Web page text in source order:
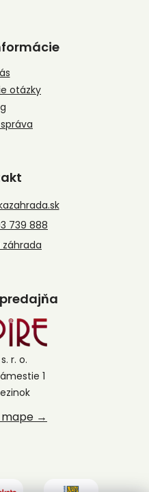
otázky
739 888
záhrada
s. r. o.
1
mape →